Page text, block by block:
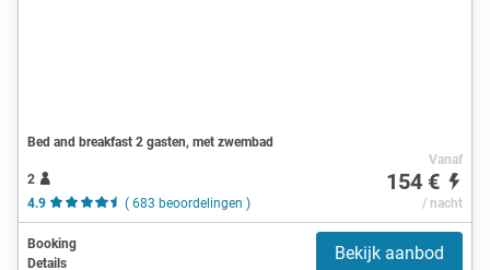
Bed and breakfast 2 gasten, met zwembad
2
4.9
( 683 beoordelingen )
Vanaf
154 €
/ nacht
Booking
Details
Bekijk aanbod